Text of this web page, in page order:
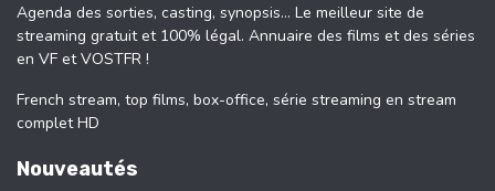
Agenda des sorties, casting, synopsis… Le meilleur site de
streaming gratuit et 100% légal. Annuaire des films et des séries
en VF et VOSTFR !
French stream, top films, box-office, série streaming en stream
complet HD
Nouveautés